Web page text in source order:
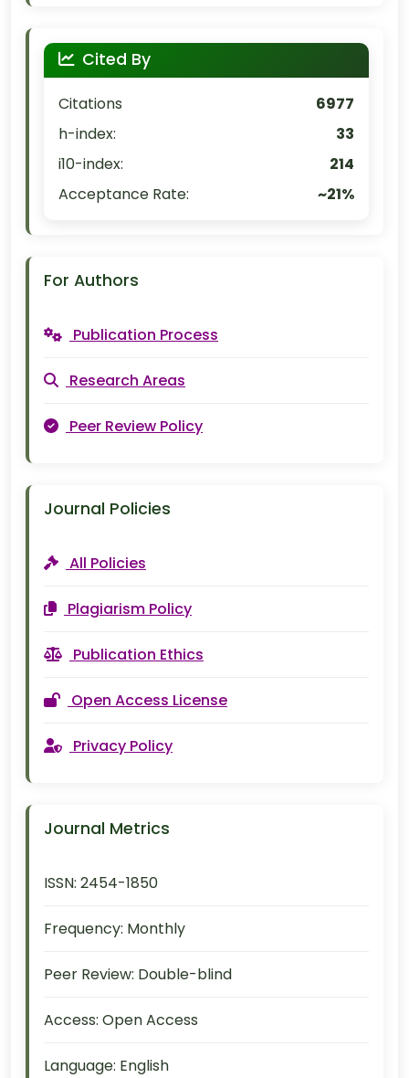
Cited By
Citations
6977
h-index:
33
i10-index:
214
Acceptance Rate:
~21%
For Authors
Publication Process
Research Areas
Peer Review Policy
Journal Policies
All Policies
Plagiarism Policy
Publication Ethics
Open Access License
Privacy Policy
Journal Metrics
ISSN: 2454-1850
Frequency: Monthly
Peer Review: Double-blind
Access: Open Access
Language: English